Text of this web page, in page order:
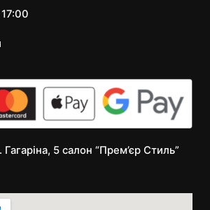
5 салон “Прем’єр Стиль”